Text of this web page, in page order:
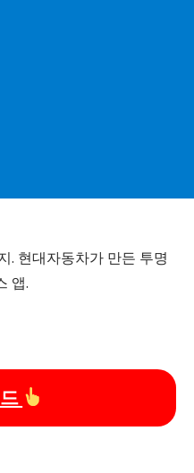
. 현대자동차가 만든 투명
앱.